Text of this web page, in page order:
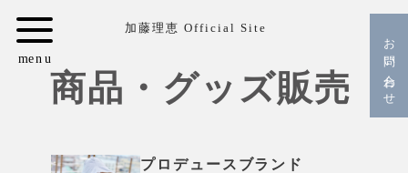
加藤理恵 Official Site
商品・グッズ販売
プロデュースブランド
お問い合わせ